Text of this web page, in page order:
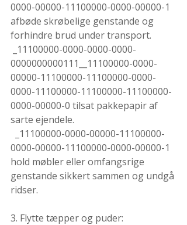
0000-00000-11100000-0000-00000-1
afbøde skrøbelige genstande og
forhindre brud under transport.
_11100000-0000-0000-0000-
0000000000111__11100000-0000-
00000-11100000-11100000-0000-
0000-11100000-11100000-11100000-
0000-00000-0 tilsat pakkepapir af
sarte ejendele.
_11100000-0000-00000-11100000-
0000-00000-11100000-0000-00000-1
hold møbler eller omfangsrige
genstande sikkert sammen og undgå
ridser.
3. Flytte tæpper og puder: